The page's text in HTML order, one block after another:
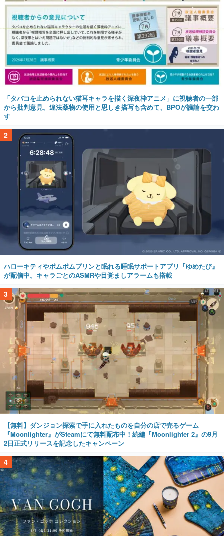
「タバコを止められない猫耳キャラを描く深夜枠アニメ」に視聴者の一部
から批判意見。違法薬物の使用と思しき描写も含めて、BPOが議論を交わ
す
2
ハローキティやポムポムプリンと眠れる睡眠サポートアプリ『ゆめたび』
が配信中。キャラごとのASMRや目覚ましアラームも搭載
3
【無料】ダンジョン探索で手に入れたものを自分の店で売るゲーム
『Moonlighter』がSteamにて無料配布中！続編『Moonlighter 2』の9月
2日正式リリースを記念したキャンペーン
4